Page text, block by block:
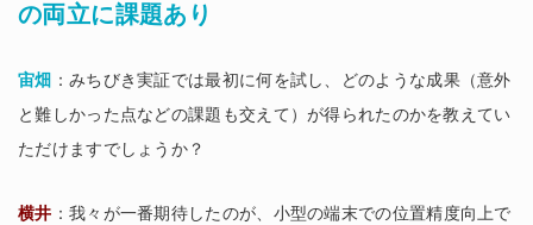
の両立に課題あり
宙畑 ：みちびき実証では最初に何を試し、どのような成果（意外
と難しかった点などの課題も交えて）が得られたのかを教えてい
ただけますでしょうか？
横井 ：我々が一番期待したのが、小型の端末での位置精度向上で